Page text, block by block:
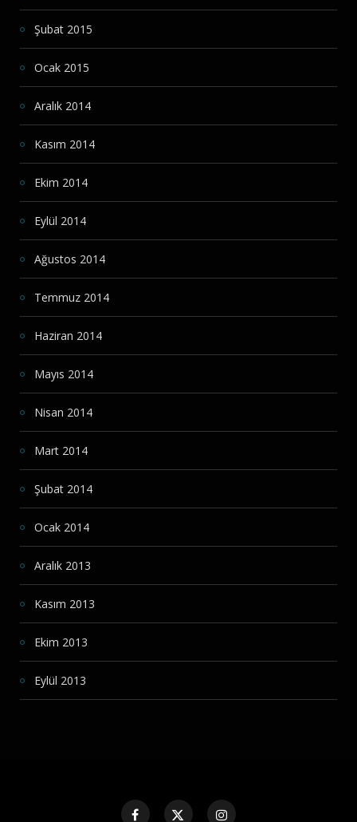
Şubat 2015
Ocak 2015
Aralık 2014
Kasım 2014
Ekim 2014
Eylül 2014
Ağustos 2014
Temmuz 2014
Haziran 2014
Mayıs 2014
Nisan 2014
Mart 2014
Şubat 2014
Ocak 2014
Aralık 2013
Kasım 2013
Ekim 2013
Eylül 2013